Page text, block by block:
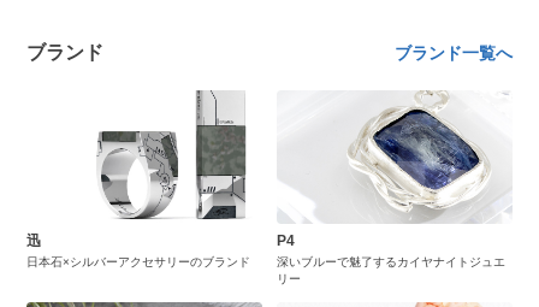
ブランド ブランド一覧へ
迅
日本石×シルバーアクセサリーのブランド
P4
深いブルーで魅了するカイヤナイトジュエ
リー